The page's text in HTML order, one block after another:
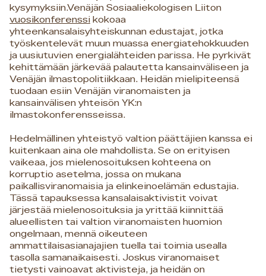
kysymyksiin.Venäjän Sosiaaliekologisen Liiton
vuosikonferenssi kokoaa
yhteenkansalaisyhteiskunnan edustajat, jotka
työskentelevät muun muassa energiatehokkuuden
ja uusiutuvien energialähteiden parissa. He pyrkivät
kehittämään järkevää palautetta kansainväliseen ja
Venäjän ilmastopolitiikkaan. Heidän mielipiteensä
tuodaan esiin Venäjän viranomaisten ja
kansainvälisen yhteisön YK:n
ilmastokonferensseissa.
Hedelmällinen yhteistyö valtion päättäjien kanssa ei
kuitenkaan aina ole mahdollista. Se on erityisen
vaikeaa, jos mielenosoituksen kohteena on
korruptio asetelma, jossa on mukana
paikallisviranomaisia ​​ja elinkeinoelämän edustajia.
Tässä tapauksessa kansalaisaktivistit voivat
järjestää mielenosoituksia ja yrittää kiinnittää
alueellisten tai valtion viranomaisten huomion
ongelmaan, mennä oikeuteen
ammattilaisasianajajien tuella tai toimia usealla
tasolla samanaikaisesti. Joskus viranomaiset
tietysti vainoavat aktivisteja, ja heidän on